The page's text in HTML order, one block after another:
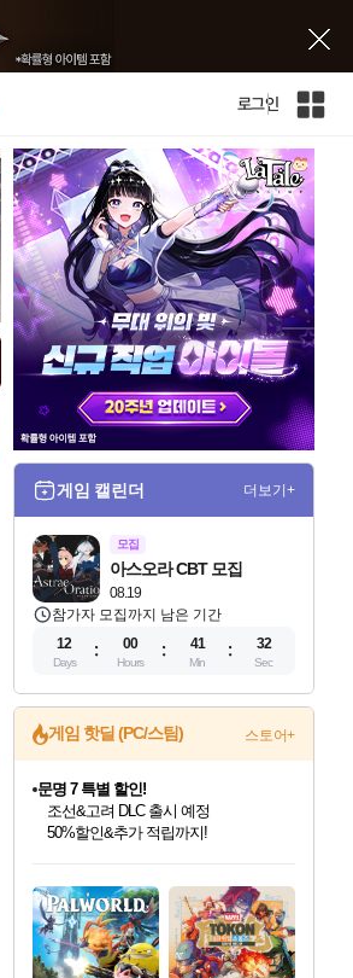
로그인
인
체
사
트
맵
게임 캘린더 더보기+
모집
08.19
아스오라 CBT 모집
참가자 모집까지 남은 기간
12
Days
00
Hours
41
Min
31
Sec
게임 핫딜 (PC/스팀) 스토어+
최대 90% 할인가를 만나보세요!
네이버혜택과 함께 만나보세요!
50%할인&추가 적립까지!
귀무자: 검의 길 예약 판매 중!
10% 할인과
이니&베니 혜택까지!
네이버 혜택가와 함께 예약하세요!
할인&네이버혜택으로 만나보세요!
네이버페이 혜택과 만나보세요!
40주년 프로모션으로 만나보세요!
네이버 포인트 혜택까지!
할인가에 만나보세요!
일부 에디션 상시 할인!
혜택으로 예약 판매 중
편안하게 충전하세요